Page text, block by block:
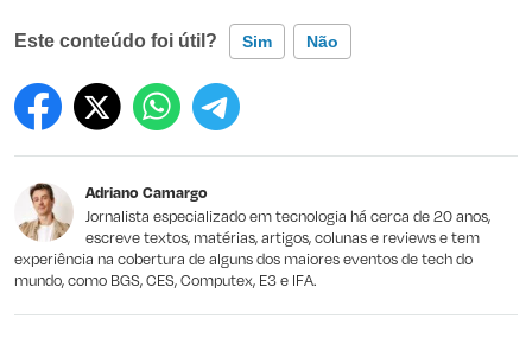
Este conteúdo foi útil? Sim Não
Este conteúdo contém informação incorreta
Outro
Adriano Camargo
Jornalista especializado em tecnologia há cerca de 20 anos,
escreve textos, matérias, artigos, colunas e reviews e tem
experiência na cobertura de alguns dos maiores eventos de tech do
mundo, como BGS, CES, Computex, E3 e IFA.